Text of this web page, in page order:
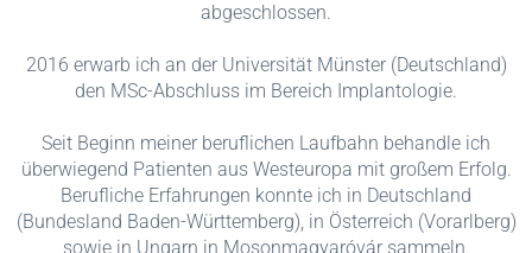
abgeschlossen.
2016 erwarb ich an der Universität Münster (Deutschland)
den MSc-Abschluss im Bereich Implantologie.
Seit Beginn meiner beruflichen Laufbahn behandle ich
überwiegend Patienten aus Westeuropa mit großem Erfolg.
Berufliche Erfahrungen konnte ich in Deutschland
(Bundesland Baden-Württemberg), in Österreich (Vorarlberg)
sowie in Ungarn in Mosonmagyaróvár sammeln.